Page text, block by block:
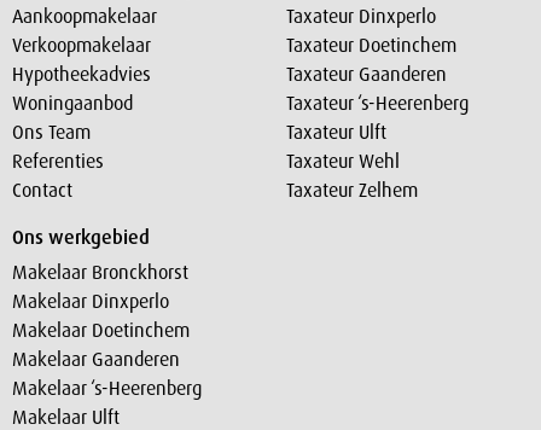
Aankoopmakelaar
Verkoopmakelaar
Hypotheekadvies
Woningaanbod
Ons Team
Referenties
Contact
Taxateur Dinxperlo
Taxateur Doetinchem
Taxateur Gaanderen
Taxateur ‘s-Heerenberg
Taxateur Ulft
Taxateur Wehl
Taxateur Zelhem
Ons werkgebied
Makelaar Bronckhorst
Makelaar Dinxperlo
Makelaar Doetinchem
Makelaar Gaanderen
Makelaar ‘s-Heerenberg
Makelaar Ulft